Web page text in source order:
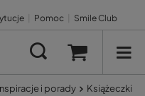
Pomoc Smile Club
i porady Książeczki